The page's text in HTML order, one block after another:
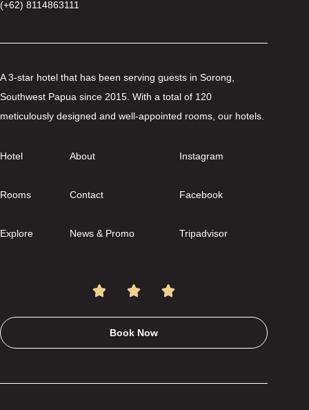
(+62) 8114863111
A 3-star hotel that has been serving guests in Sorong,
Southwest Papua since 2015. With a total of 120
meticulously designed and well-appointed rooms, our hotels.
Hotel
Rooms
Explore
About
Contact
News & Promo
Instagram
Facebook
Tripadvisor
Book Now